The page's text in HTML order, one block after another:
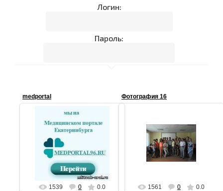
Логин:
Пароль:
medportal
06.06.2016
mlitvak-ural
1539 0 0.0
Фотография 16
11.08.2012
АЧ
1561 0 0.0